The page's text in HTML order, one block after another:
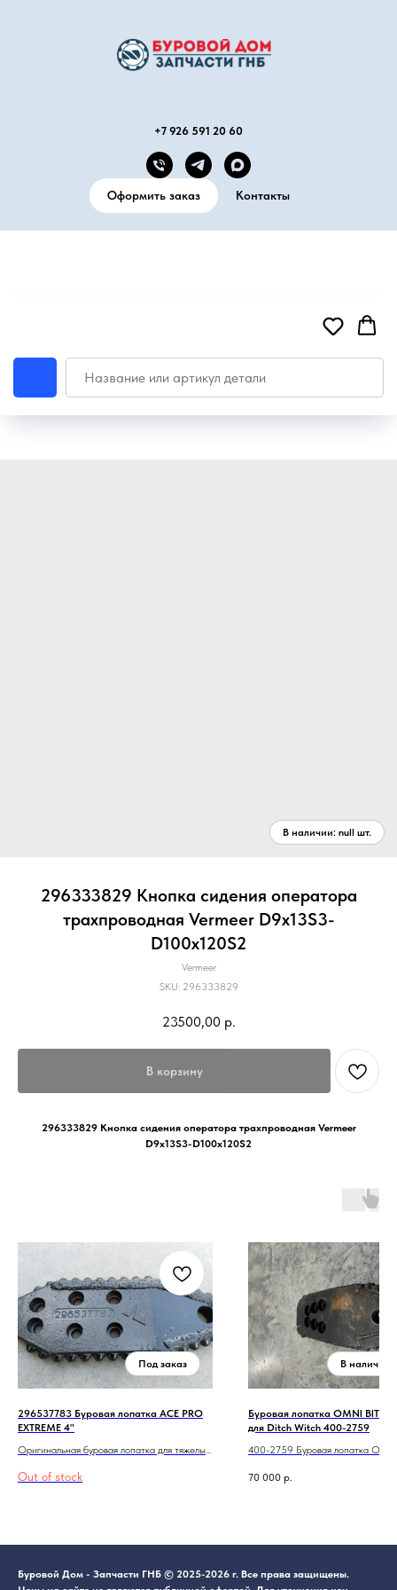
+7 926 591 20 60
Оформить заказ Контакты
296333829 Кнопка сидения оператора
трахпроводная Vermeer D9x13S3-
D100x120S2
Vermeer
SKU: 296333829
23500,00 р.
В корзину
296333829 Кнопка сидения оператора трахпроводная Vermeer
D9x13S3-D100x120S2
296537783 Буровая лопатка ACE PRO
EXTREME 4"
Оригинальная буровая лопатка для тяжелых
D36x50. Ширина 4 дюйма.
Out of stock
Буровая лопатка OMNI BIT
для Ditch Witch 400-2759
400-2759 Буровая лопатка
70 000 р.
Буровой Дом - Запчасти ГНБ © 2025-2026 г. Все права защищены.